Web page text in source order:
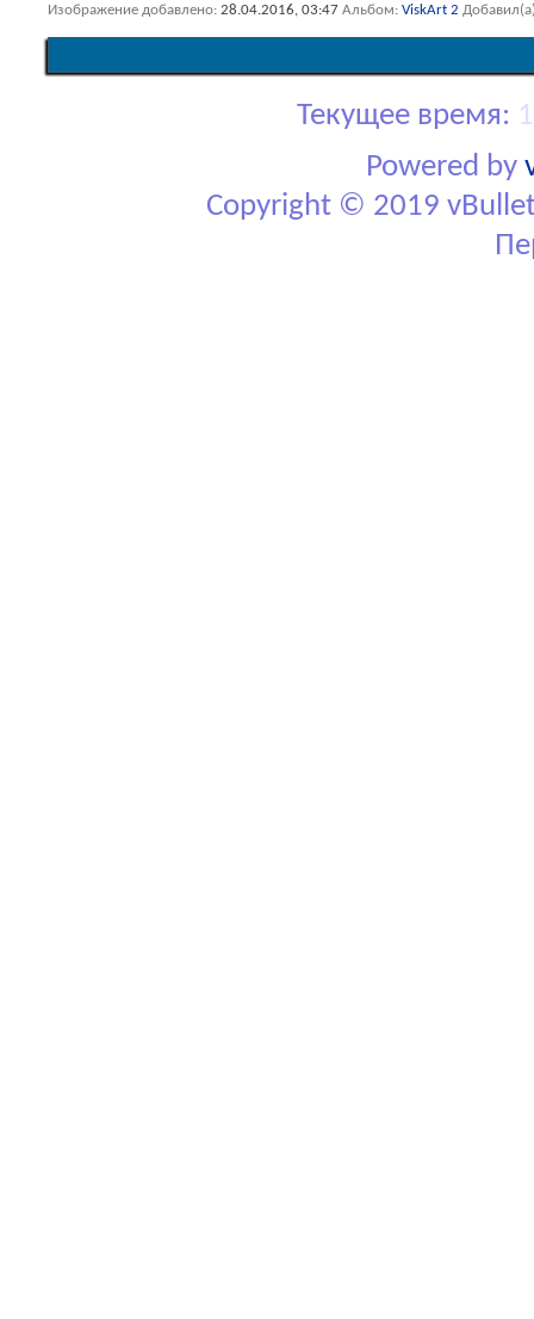
Изображение добавлено 28.04.2016, 03:47 Альбом ViskArt 2
Текущее время:
Powered by
Copyright © 2019